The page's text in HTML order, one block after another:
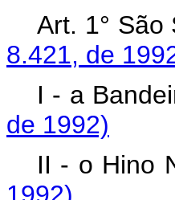
Art. 1°
8.421, de
I - a
de 1992)
II - o